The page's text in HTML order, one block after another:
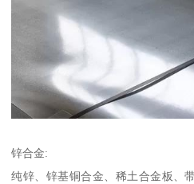
锌合金:
纯锌、锌基铜合金、稀土合金板、